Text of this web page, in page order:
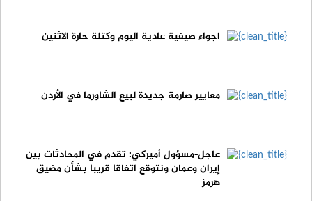
اجواء صيفية عادية اليوم وكتلة حارة الاثنين
معايير صارمة جديدة لبيع الشاورما في الأردن
عاجل-مسؤول أميركي: تقدم في المحادثات بين
إيران وعمان ونتوقع اتفاقا قريبا بشأن مضيق
هرمز